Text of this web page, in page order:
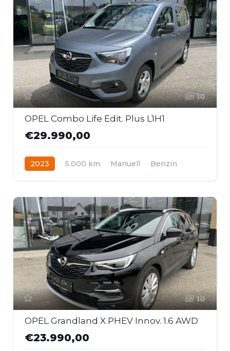
10
OPEL Combo Life Edit. Plus L1H1
€29.990,00
2023 5.000 km Manuell
Benzin
10
OPEL Grandland X PHEV Innov. 1.6 AWD
€23.990,00